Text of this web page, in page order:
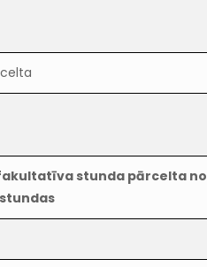
stunda pārcelta no